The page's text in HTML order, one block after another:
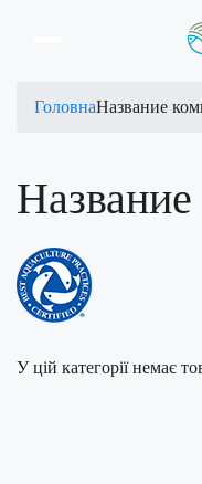
ГоловнаНазвание
У цій категорії немає